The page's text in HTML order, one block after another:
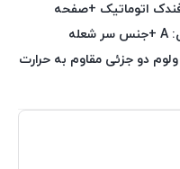
اتوماتیک +صفحه
استیل استنلس +گرید انرژی: A +جنس سر شعله